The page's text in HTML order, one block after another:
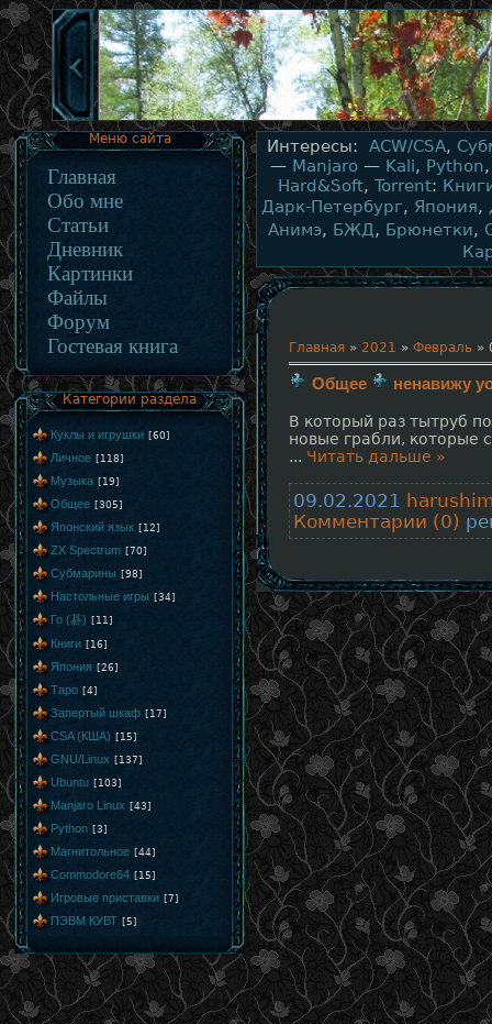
Меню сайта
Главная
Обо мне
Статьи
Дневник
Картинки
Файлы
Форум
Гостевая книга
Категории раздела
Куклы и игрушки [60]
Личное [118]
Музыка [19]
Общее [305]
Японский язык [12]
ZX Spectrum [70]
Субмарины [98]
Настольные игры [34]
Го (碁) [11]
Книги [16]
Япония [26]
Таро [4]
Запертый шкаф [17]
CSA (КША) [15]
GNU/Linux [137]
Ubuntu [103]
Manjaro Linux [43]
Python [3]
Магнитольное [44]
Commodore64 [15]
Игровые приставки [7]
ПЭВМ КУВТ [5]
Интересы: ACW/CSA,
— Manjaro — Kali, Python
Hard&Soft, Torrent:
Дарк-Петербург, Япония,
Анимэ, БЖД, Брюнетки,
Главная » 2021 » Февраль »
Общее ненавижу
В который раз тытруб
новые грабли, которые
... Читать дальше »
09.02.2021
Комментарии (0)